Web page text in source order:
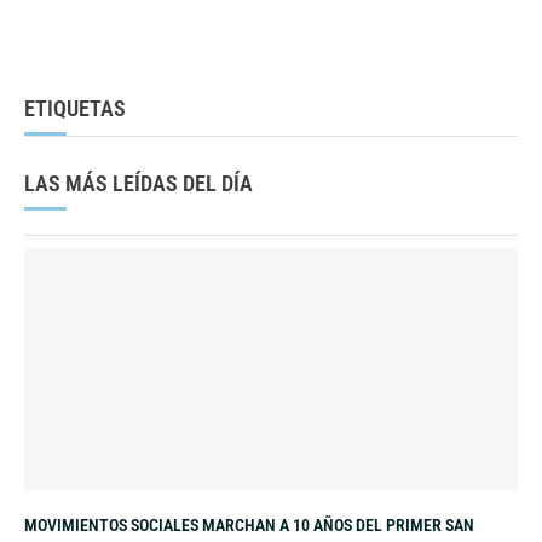
ETIQUETAS
LAS MÁS LEÍDAS DEL DÍA
MOVIMIENTOS SOCIALES MARCHAN A 10 AÑOS DEL PRIMER SAN